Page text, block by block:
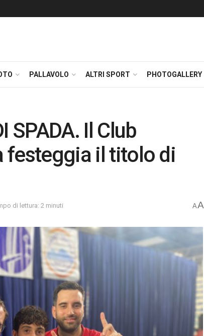
PALLAVOLO ALTRI SPORT PHOTOGALLERY
SPADA. Il Club
festeggia il titolo di
di lettura: 2 minuti AA